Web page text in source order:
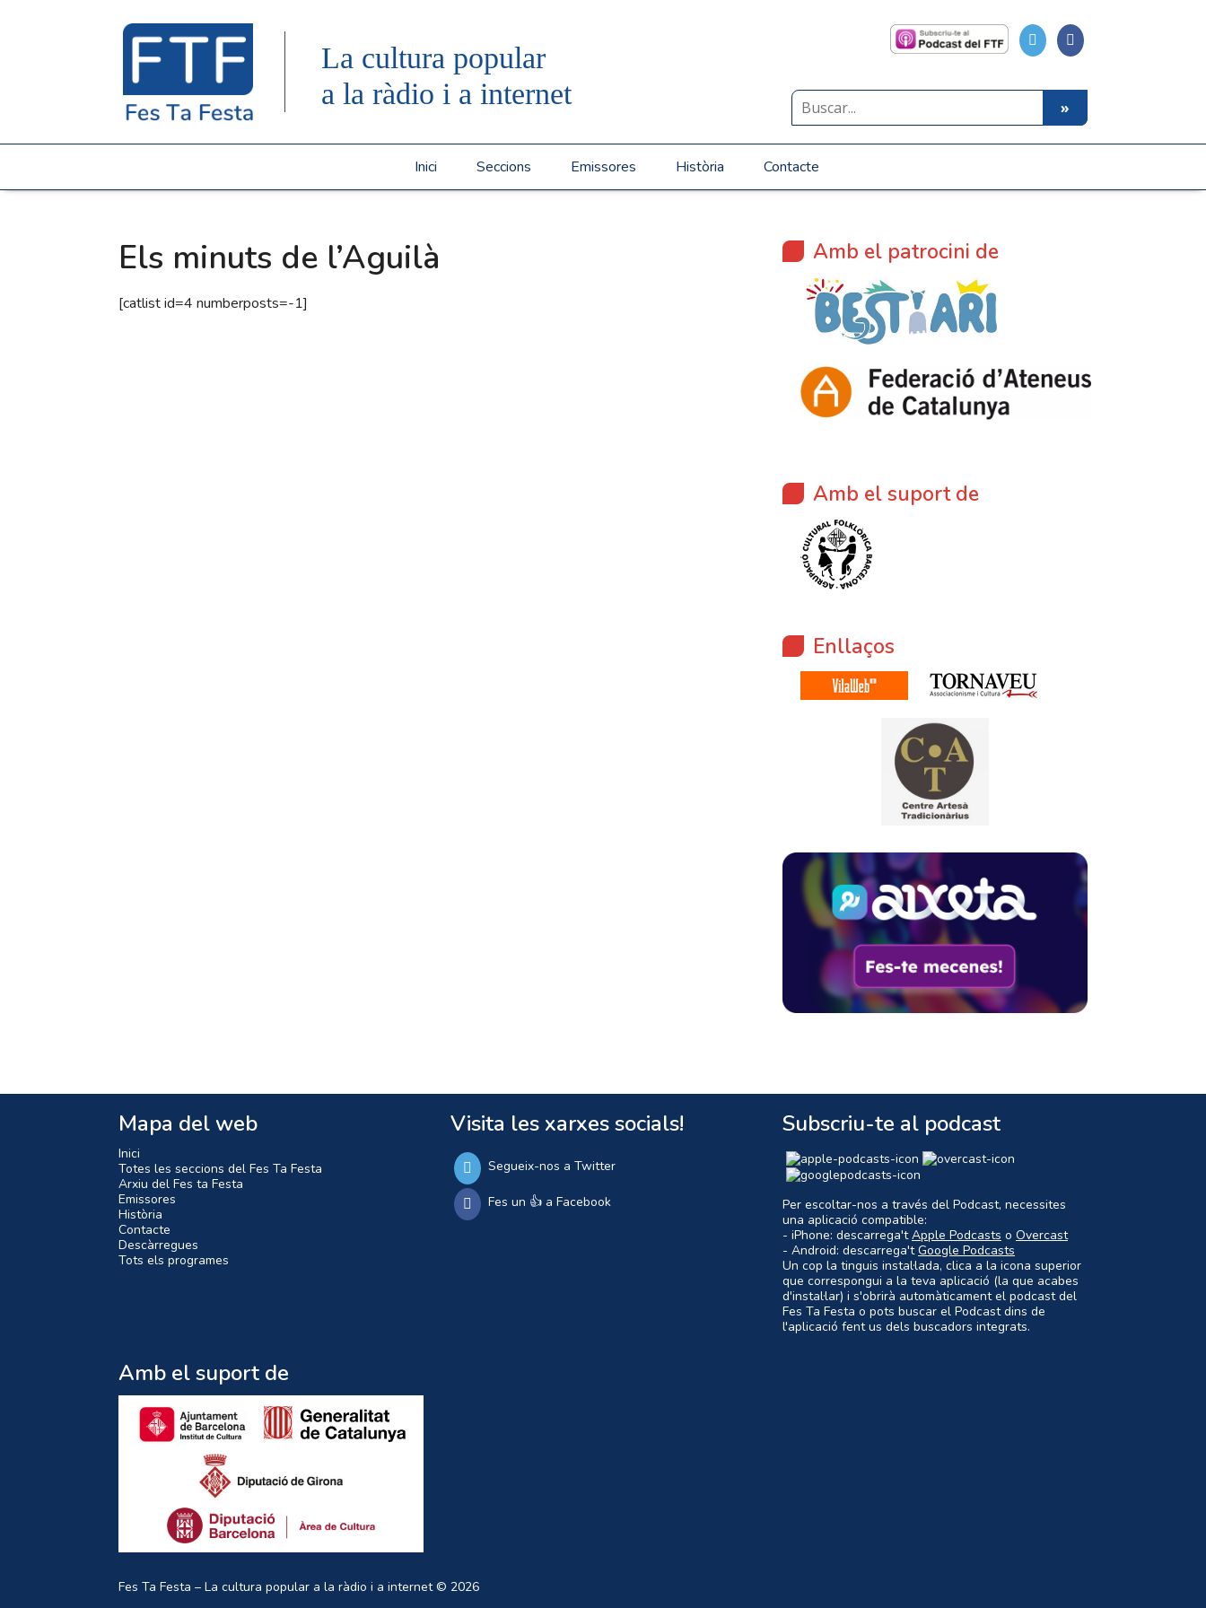
La cultura popular
a la ràdio i a internet
Inici Seccions Emissores Història Contacte
Els minuts de l’Aguilà
[catlist id=4 numberposts=-1]
Amb el patrocini de
Amb el suport de
Enllaços
Mapa del web
Inici
Totes les seccions del Fes Ta Festa
Arxiu del Fes ta Festa
Emissores
Història
Contacte
Descàrregues
Tots els programes
Visita les xarxes socials!
Segueix-nos a Twitter
Fes un 👍 a Facebook
Subscriu-te al podcast
Per escoltar-nos a través del Podcast, necessites
una aplicació compatible:
- iPhone: descarrega'tApple Podcasts o Overcast
- Android: descarrega'tGoogle Podcasts
Un cop la tinguis instal·lada, clica a la icona superior
que correspongui a la teva aplicació (la que acabes
d'instal·lar) i s'obrirà automàticament el podcast del
Fes Ta Festa o pots buscar el Podcast dins de
l'aplicació fent us dels buscadors integrats.
Amb el suport de
Fes Ta Festa – La cultura popular a la ràdio i a internet© 2026